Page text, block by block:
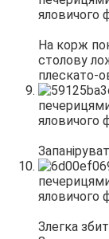
На корж
столову
плескато-
Злегка